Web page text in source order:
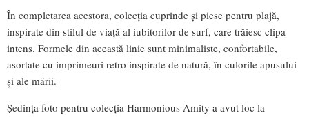
În completarea acestora, colecția cuprinde și piese pentru plajă,
inspirate din stilul de viață al iubitorilor de surf, care trăiesc clipa
intens. Formele din această linie sunt minimaliste, confortabile,
asortate cu imprimeuri retro inspirate de natură, în culorile apusului
și ale mării.
Şedinţa foto pentru colecția Harmonious Amity a avut loc la